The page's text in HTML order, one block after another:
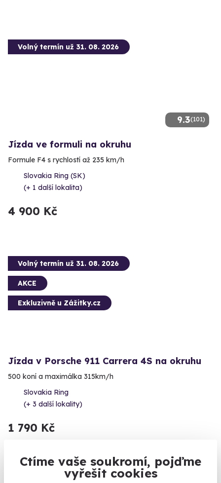
Ctíme vaše soukromí, pojďme
vyřešit cookies
9.3(101)
Volný termín už 31. 08. 2026
Jízda ve formuli na okruhu
Formule F4 s rychlostí až 235 km/h
Slovakia Ring (SK)
(+ 1 další lokalita)
4 900 Kč
Volný termín už 31. 08. 2026
AKCE
Exkluzivně u Zážitky.cz
Jízda v Porsche 911 Carrera 4S na okruhu
500 koní a maximálka 315km/h
Slovakia Ring
(+ 3 další lokality)
1 790 Kč
Zobrazit zážitky na mapě